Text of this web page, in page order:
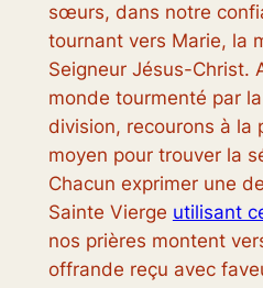
sœurs, dans notre
tournant vers Marie, la
Seigneur Jésus-Christ.
monde tourmenté par
division, recourons à la
moyen pour trouver la
Chacun exprimer une
Sainte Vierge utilisant
nos prières montent
offrande reçu avec